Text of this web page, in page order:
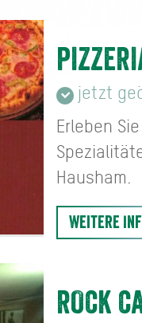
jetzt
Erleben
Hausham.
Weitere
ROCK